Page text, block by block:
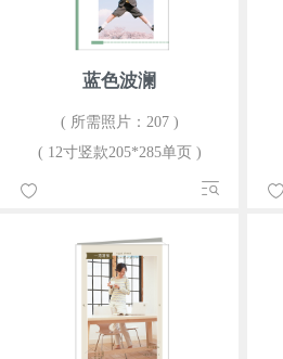
蓝色波澜
( 所需照片：207 )
( 12寸竖款205*285单页 )